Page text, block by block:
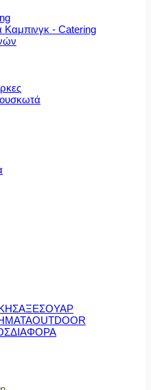
Καμπινγκ - Catering
ΑΞΕΣΟΥΑΡ
OUTDOOR
ΔΙΑΦΟΡΑ